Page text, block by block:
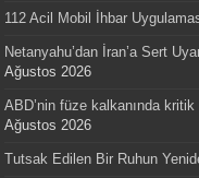
112 Acil Mobil İhbar
Netanyahu’dan İran’a Sert
Ağustos 2026
ABD’nin füze kalkanında
Ağustos 2026
Tutsak Edilen Bir Ruhun